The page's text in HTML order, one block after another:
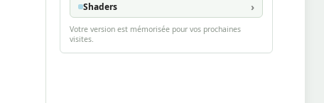
Shaders
Votre version est mémorisée pour vos prochaines
visites.